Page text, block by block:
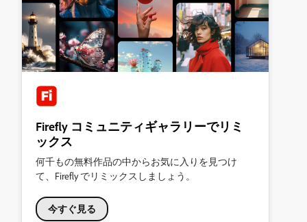
Firefly コミュニティギャラリーでリミ
ックス
何千もの無料作品の中からお気に入りを見つけ
て、Firefly でリミックスしましょう。
今すぐ見る